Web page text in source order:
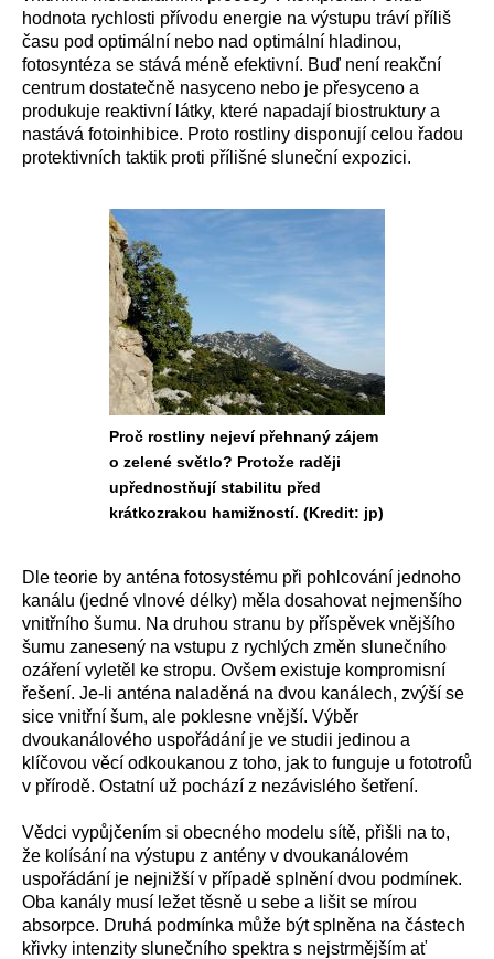
hodnota rychlosti přívodu energie na výstupu tráví příliš
času pod optimální nebo nad optimální hladinou,
fotosyntéza se stává méně efektivní. Buď není reakční
centrum dostatečně nasyceno nebo je přesyceno a
produkuje reaktivní látky, které napadají biostruktury a
nastává fotoinhibice. Proto rostliny disponují celou řadou
protektivních taktik proti přílišné sluneční expozici.
Proč rostliny nejeví přehnaný zájem
o zelené světlo? Protože raději
upřednostňují stabilitu před
krátkozrakou hamižností. (Kredit: jp)
Dle teorie by anténa fotosystému při pohlcování jednoho
kanálu (jedné vlnové délky) měla dosahovat nejmenšího
vnitřního šumu. Na druhou stranu by příspěvek vnějšího
šumu zanesený na vstupu z rychlých změn slunečního
ozáření vyletěl ke stropu. Ovšem existuje kompromisní
řešení. Je-li anténa naladěná na dvou kanálech, zvýší se
sice vnitřní šum, ale poklesne vnější. Výběr
dvoukanálového uspořádání je ve studii jedinou a
klíčovou věcí odkoukanou z toho, jak to funguje u fototrofů
v přírodě. Ostatní už pochází z nezávislého šetření.
Vědci vypůjčením si obecného modelu sítě, přišli na to,
že kolísání na výstupu z antény v dvoukanálovém
uspořádání je nejnižší v případě splnění dvou podmínek.
Oba kanály musí ležet těsně u sebe a lišit se mírou
absorpce. Druhá podmínka může být splněna na částech
křivky intenzity slunečního spektra s nejstrmějším ať